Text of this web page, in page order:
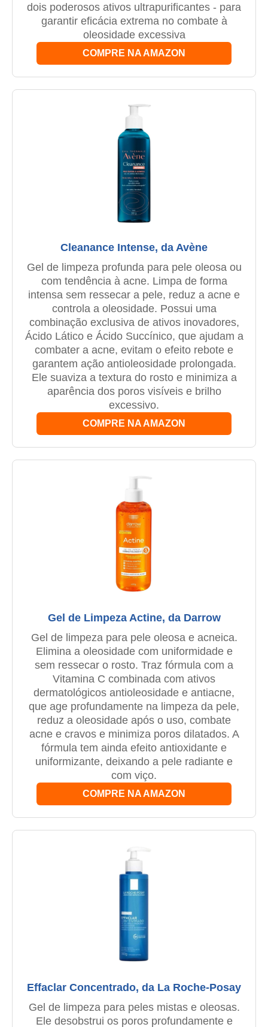
dois poderosos ativos ultrapurificantes - para
garantir eficácia extrema no combate à
oleosidade excessiva
COMPRE NA AMAZON
Cleanance Intense, da Avène
Gel de limpeza profunda para pele oleosa ou
com tendência à acne. Limpa de forma
intensa sem ressecar a pele, reduz a acne e
controla a oleosidade. Possui uma
combinação exclusiva de ativos inovadores,
Ácido Lático e Ácido Succínico, que ajudam a
combater a acne, evitam o efeito rebote e
garantem ação antioleosidade prolongada.
Ele suaviza a textura do rosto e minimiza a
aparência dos poros visíveis e brilho
excessivo.
COMPRE NA AMAZON
Gel de Limpeza Actine, da Darrow
Gel de limpeza para pele oleosa e acneica.
Elimina a oleosidade com uniformidade e
sem ressecar o rosto. Traz fórmula com a
Vitamina C combinada com ativos
dermatológicos antioleosidade e antiacne,
que age profundamente na limpeza da pele,
reduz a oleosidade após o uso, combate
acne e cravos e minimiza poros dilatados. A
fórmula tem ainda efeito antioxidante e
uniformizante, deixando a pele radiante e
com viço.
COMPRE NA AMAZON
Effaclar Concentrado, da La Roche-Posay
Gel de limpeza para peles mistas e oleosas.
Ele desobstrui os poros profundamente e